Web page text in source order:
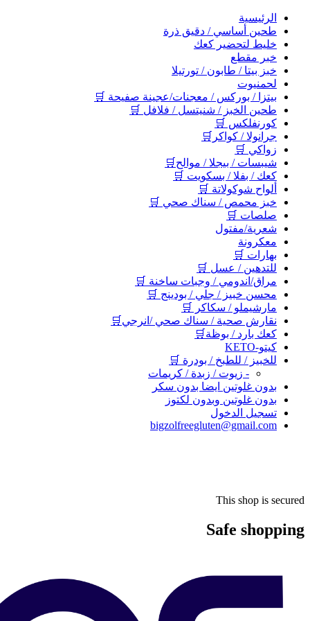
اﻟﺮﺋﻴﺴﻴﺔ
طحين أساسي / دقيق ذرة
خليط لتحضير كعك
خبر مقطع
خبز بيتا / طابون / تورتيلا
لحمنيوت
بيتزا / بوركس / معجنات/عجينة صفيحة 🛒
طحين الخبز / شنيتسل / فلافل 🛒
كورنفلكس 🛒
جرانولا / كواكر🛒
زواكي 🛒
شيبسات / بيجلا / موالح🛒
كعك / بفلا / بسكويت 🛒
ألواح شوكولاتة 🛒
خبز محمص / سناك صحي 🛒
صلصات 🛒
شعرية/مفتول
معكرونة
بهارات 🛒
للتدهين / عسل 🛒
مراق/اندومي / وجبات ساخنة 🛒
محسن خبيز / جلي / بودينج 🛒
مارشيملو / سكاكر 🛒
نقارش صحية / سناك صحي /انرجي🛒
كعك بارد / بوظة🛒
كيتو-KETO
للخبيز / للطبخ / بودرة 🛒
- زيوت / زبدة / كريمات
بدون غلوتين ايضا بدون سكر
بدون غلوتين وبدون لكتوز
تسجيل الدخول
bigzolfreegluten@gmail.com
This shop is secured
Safe shopping